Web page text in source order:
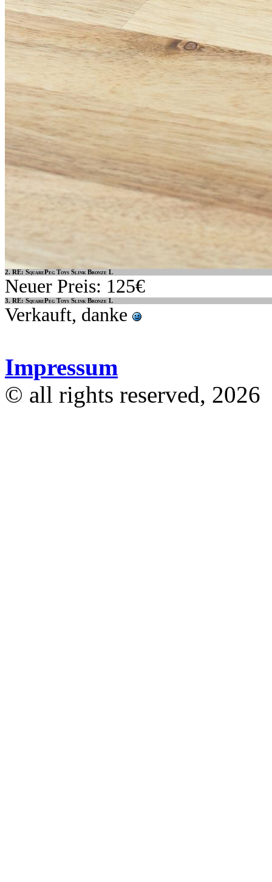
2. RE: SquarePeg Toys Slink Bronze L
Neuer Preis: 125€
3. RE: SquarePeg Toys Slink Bronze L
Verkauft, danke
Impressum
© all rights reserved, 2026